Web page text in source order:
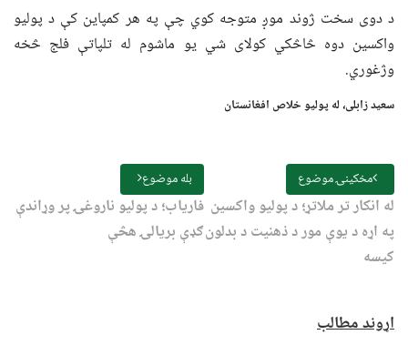
د دوی سخت ژوند موږ متوجه کوي چې په هر کمپاین کې د پولیو
واکسین دوه څاڅکي کولای شي یو ماشوم له تلپاتې فلج څخه
وژغوري.
سعید زابلی، له پولیو خلاص افغانستان
مخکینۍ موضوع
له انکار تر ملاتړ؛ د پولیو واکسین
په اړه د یوې مور د ذهنیت د بدلون
کیسه
بله موضوع
فاریاب؛ د پولیو ناروغۍ پر وړاندې
ګډې بریالۍ هڅې
اړوند مطالب